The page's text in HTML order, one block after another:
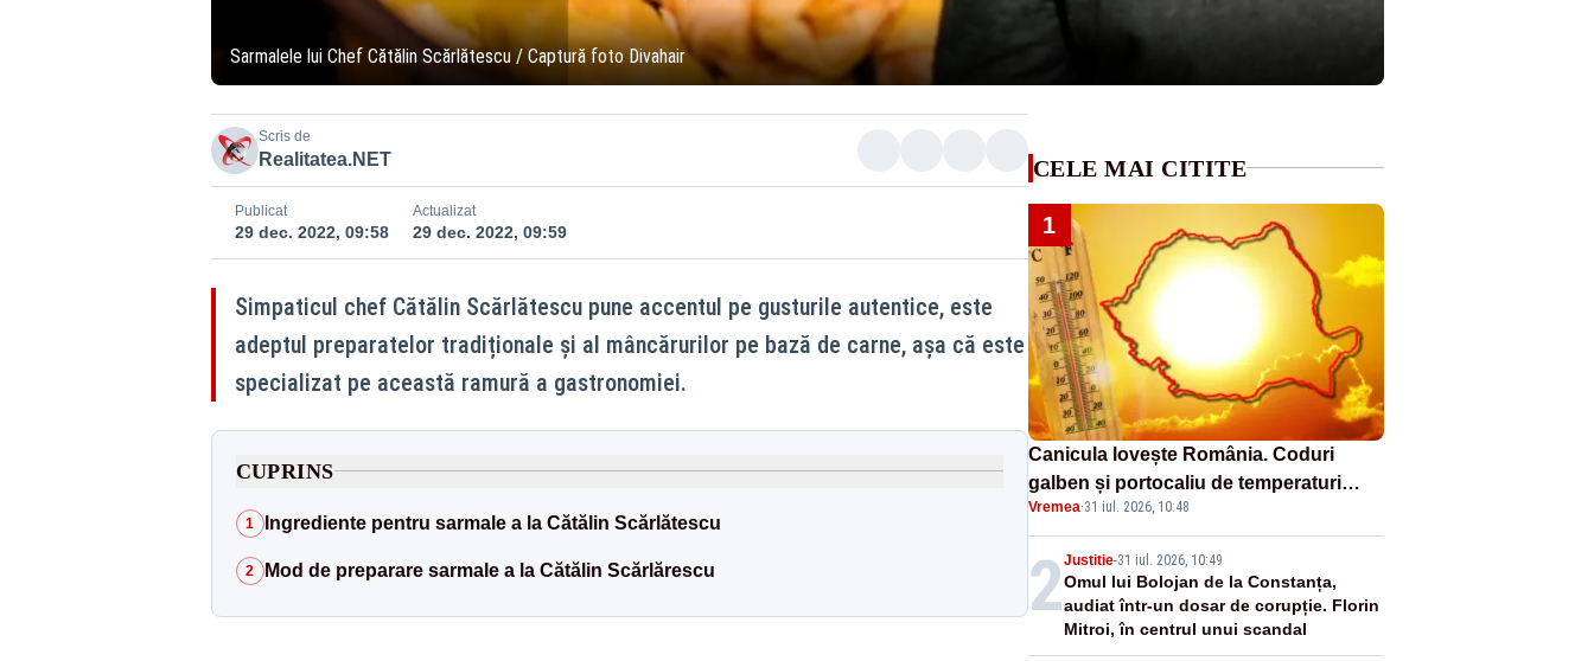
Sarmalele lui Chef Cătălin Scărlătescu / Captură foto Divahair
Scris de
Realitatea.NET
Publicat
29 dec. 2022, 09:58
Actualizat
29 dec. 2022, 09:59
Simpaticul chef Cătălin Scărlătescu pune accentul pe gusturile autentice, este
adeptul preparatelor tradiționale și al mâncărurilor pe bază de carne, așa că este
specializat pe această ramură a gastronomiei.
CUPRINS
1 Ingrediente pentru sarmale a la Cătălin Scărlătescu
2 Mod de preparare sarmale a la Cătălin Scărlărescu
CELE MAI CITITE
1
Canicula lovește România. Coduri
galben și portocaliu de temperaturi
extreme. Care sunt zonele vizate.
HĂRȚI
Vremea·31 iul. 2026, 10:48
2Justitie-31 iul. 2026, 10:49
Omul lui Bolojan de la Constanța,
audiat într-un dosar de corupție. Florin
Mitroi, în centrul unui scandal